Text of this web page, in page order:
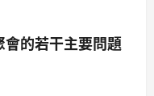
會的若干主要問題